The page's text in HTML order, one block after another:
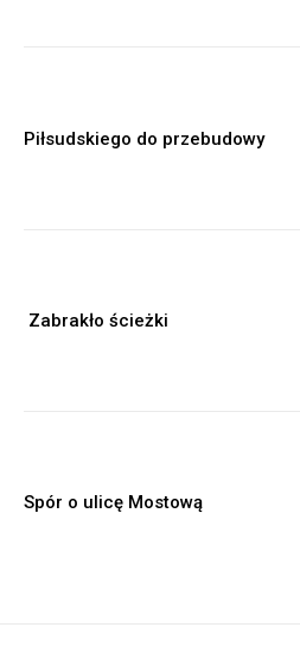
Piłsudskiego do przebudowy
Zabrakło ścieżki
Spór o ulicę Mostową